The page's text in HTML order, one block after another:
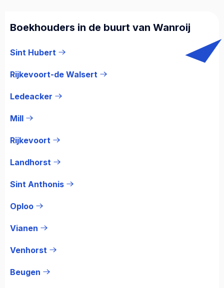
Boekhouders in de buurt van Wanroij
Sint Hubert
Rijkevoort-de Walsert
Ledeacker
Mill
Rijkevoort
Landhorst
Sint Anthonis
Oploo
Vianen
Venhorst
Beugen